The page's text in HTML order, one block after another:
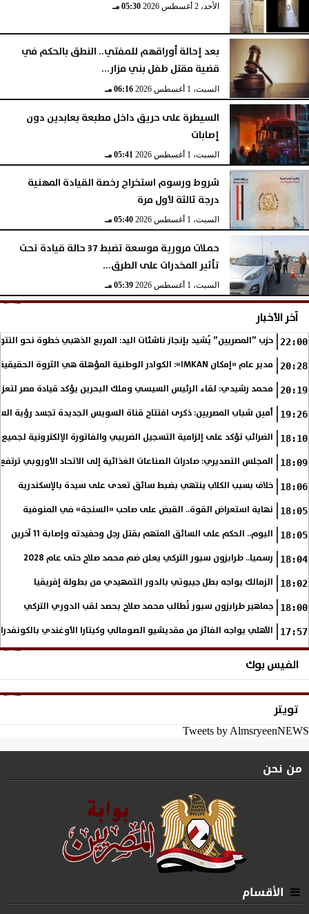
الأحد، 2 أغسطس 2026 05:30 مـ
بعد إحالة أوراقهم للمفتي.. النطق بالحكم في
قضية مقتل طفل بني مزار...
السبت، 1 أغسطس 2026 06:16 مـ
السيطرة على حريق داخل مطبعة بعابدين دون
إصابات
السبت، 1 أغسطس 2026 05:41 مـ
شروط ورسوم استخراج رخصة القيادة المهنية
درجة ثالثة لأول مرة
السبت، 1 أغسطس 2026 05:40 مـ
حملات مرورية موسعة تضبط 37 حالة قيادة تحت
تأثير المخدرات على الطرق...
السبت، 1 أغسطس 2026 05:39 مـ
آخر الأخبار
22:00 حزب ”المصريين” يُشيد بإنجاز ناشئات اليد: المربع الذهبي خطوة نحو
20:28 مدير عام «إمكان IMKAN»: الكوادر الوطنية المؤهلة هي الثروة الحقيقية لمستقبل التنمية في مصر
20:19 محمد رشيدي: لقاء الرئيس السيسي وملك البحرين يؤكد قيادة مصر
19:26 أمين شباب المصريين: ذكرى افتتاح قناة السويس الجديدة تجسد رؤية
18:10 الضرائب تؤكد على إلزامية التسجيل الضريبي والفاتورة الإلكترونية
18:09 المجلس التصديري: صادرات الصناعات الغذائية إلى الاتحاد الأوروبي ترتفع 15.4% خلال النصف الأول من
18:06 خلاف بسبب الكلاب ينتهي بضبط سائق تعدى على سيدة بالإسكندرية
18:05 نهاية استعراض القوة.. القبض على صاحب «السنجة» في المنوفية
18:05 اليوم.. الحكم على السائق المتهم بقتل رجل وحفيدته وإصابة 11 آخرين
18:04 رسميا.. طرابزون سبور التركي يعلن ضم محمد صلاح حتى عام 2028
18:02 الزمالك يواجه بطل جيبوتي بالدور التمهيدي من بطولة إفريقيا
18:00 جماهير طرابزون سبور تُطالب محمد صلاح بحصد لقب الدوري التركي
17:57 الأهلي يواجه الفائز من مقديشيو الصومالي وكيتارا الأوغندي
الفيس بوك
تويتر
Tweets by AlmsryeenNEWS
من نحن
الأقسام